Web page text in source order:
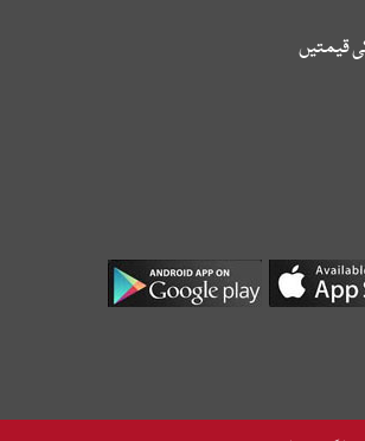
قیمتیں